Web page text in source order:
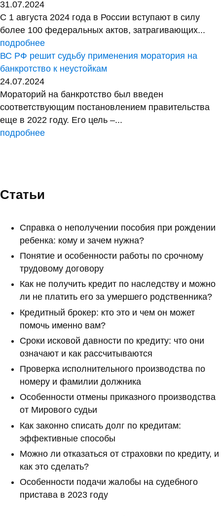
31.07.2024
С 1 августа 2024 года в России вступают в силу
более 100 федеральных актов, затрагивающих...
подробнее
ВС РФ решит судьбу применения моратория на
банкротство к неустойкам
24.07.2024
Мораторий на банкротство был введен
соответствующим постановлением правительства
еще в 2022 году. Его цель –...
подробнее
Статьи
Справка о неполучении пособия при рождении
ребенка: кому и зачем нужна?
Понятие и особенности работы по срочному
трудовому договору
Как не получить кредит по наследству и можно
ли не платить его за умершего родственника?
Кредитный брокер: кто это и чем он может
помочь именно вам?
Сроки исковой давности по кредиту: что они
означают и как рассчитываются
Проверка исполнительного производства по
номеру и фамилии должника
Особенности отмены приказного производства
от Мирового судьи
Как законно списать долг по кредитам:
эффективные способы
Можно ли отказаться от страховки по кредиту, и
как это сделать?
Особенности подачи жалобы на судебного
пристава в 2023 году